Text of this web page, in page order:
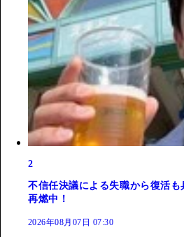
2
不信任決議による失職から復活
再燃中！
2026年08月07日 07:30